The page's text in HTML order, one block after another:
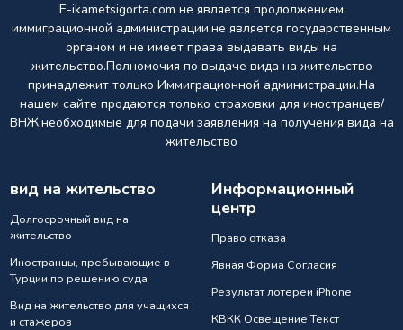
E-ikametsigorta.com не является продолжением
иммиграционной администрации,не является государственным
органом и не имеет права выдавать виды на
жительство.Полномочия по выдаче вида на жительство
принадлежит только Иммиграционной администрации.На
нашем сайте продаются только страховки для иностранцев/
ВНЖ,необходимые для подачи заявления на получения вида на
жительство
вид на жительство
Долгосрочный вид на
жительство
Иностранцы, пребывающие в
Турции по решению суда
Вид на жительство для учащихся
и стажеров
Информационный
центр
Право отказа
Явная Форма Согласия
Результат лотереи iPhone
КВКК Освещение Текст